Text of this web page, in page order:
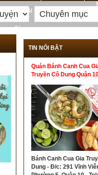
Nông Hải
Sản
TIN NỔI BẬT
Quán Bánh Canh Cua
Truyền Cô Dung Quận
Bánh Canh Cua Gia
Dung - Đ/c: 291 Vĩnh